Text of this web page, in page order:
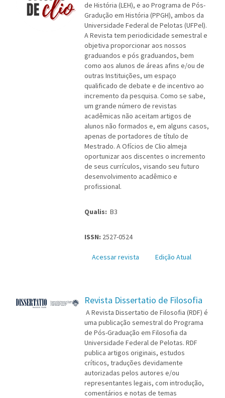
de História (LEH), e ao Programa de Pós-
Gradução em História (PPGH), ambos da
Universidade Federal de Pelotas (UFPel).
A Revista tem periodicidade semestral e
objetiva proporcionar aos nossos
graduandos e pós graduandos, bem
como aos alunos de áreas afins e/ou de
outras Instituições, um espaço
qualificado de debate e de incentivo ao
incremento da pesquisa. Como se sabe,
um grande número de revistas
acadêmicas não aceitam artigos de
alunos não formados e, em alguns casos,
apenas de portadores de título de
Mestrado. A Ofícios de Clio almeja
oportunizar aos discentes o incremento
de seus currículos, visando seu futuro
desenvolvimento acadêmico e
profissional.
Qualis: B3
ISSN: 2527-0524
Acessar revista Edição Atual
Revista Dissertatio de Filosofia
A Revista Dissertatio de Filosofia (RDF) é
uma publicação semestral do Programa
de Pós-Graduação em Filosofia da
Universidade Federal de Pelotas. RDF
publica artigos originais, estudos
críticos, traduções devidamente
autorizadas pelos autores e/ou
representantes legais, com introdução,
comentários e notas de temas